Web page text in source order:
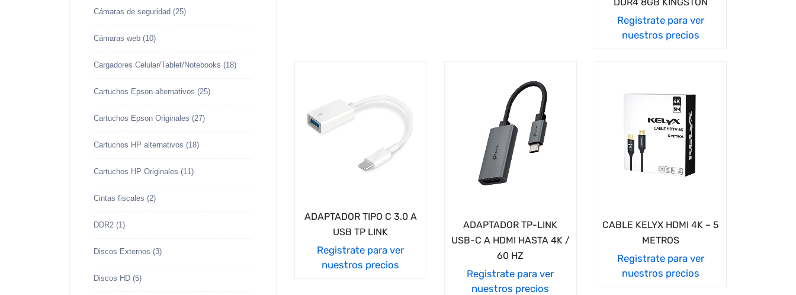
Cámaras de seguridad (25)
Cámaras web (10)
Cargadores Celular/Tablet/Notebooks (18)
Cartuchos Epson alternativos (25)
Cartuchos Epson Originales (27)
Cartuchos HP alternativos (18)
Cartuchos HP Originales (11)
Cintas fiscales (2)
DDR2 (1)
Discos Externos (3)
Discos HD (5)
Registrate para ver
nuestros precios
ADAPTADOR TIPO C 3.0 A
USB TP LINK
Registrate para ver
nuestros precios
ADAPTADOR TP-LINK
USB-C A HDMI HASTA 4K /
60 HZ
Registrate para ver
nuestros precios
CABLE KELYX HDMI 4K – 5
METROS
Registrate para ver
nuestros precios